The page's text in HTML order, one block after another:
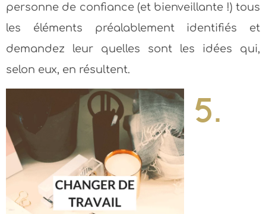
personne de confiance (et bienveillante !) tous
les éléments préalablement identifiés et
demandez leur quelles sont les idées qui,
selon eux, en résultent.
5.